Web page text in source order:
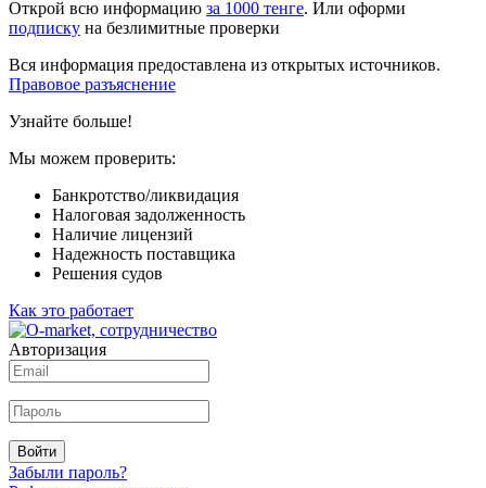
Открой всю информацию за 1000 тенге. Или оформи
подписку на безлимитные проверки
Вся информация предоставлена из открытых источников.
Правовое разъяснение
Узнайте больше!
Мы можем проверить:
Банкротство/ликвидация
Налоговая задолженность
Наличие лицензий
Надежность поставщика
Решения судов
Как это работает
Авторизация
Войти
Забыли пароль?